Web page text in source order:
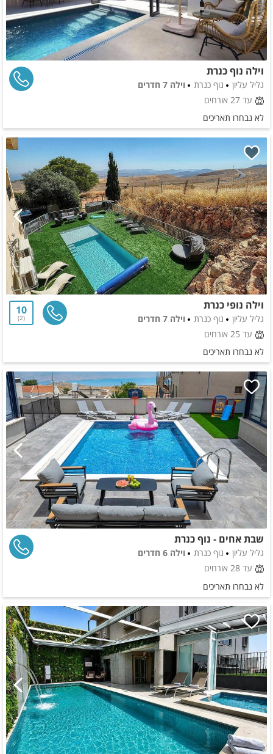
וילה נוף כנרת
גליל עליון נוף כנרת
וילה 7 חדרים
עד 27 אורחים
לא נבחרו תאריכים
וילה נופי כנרת
גליל עליון נוף כנרת
וילה 7 חדרים
עד 25 אורחים
10
2
לא נבחרו תאריכים
שבת אחים - נוף כנרת
גליל עליון נוף כנרת
וילה 6 חדרים
עד 28 אורחים
לא נבחרו תאריכים